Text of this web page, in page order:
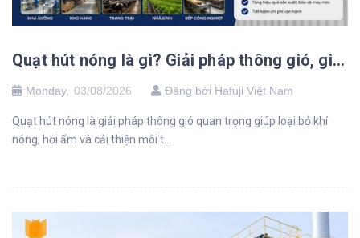
Quạt hút nóng là gì? Giải pháp thông gió, giảm nhiệt nhà xưởng hiệu quả
Monday, 03/08/2026 Đăng bởi Hafuji Việt Nam
Quạt hút nóng là giải pháp thông gió quan trọng giúp loại bỏ khí
nóng, hơi ẩm và cải thiện môi t...